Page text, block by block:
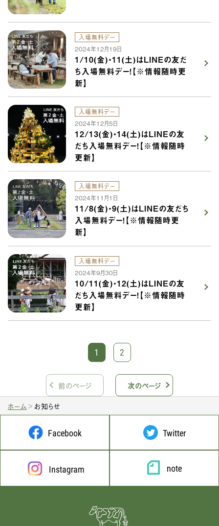
入場無料デー
2024年12月19日
1/10(金)・11(土)はLINEの友だ
ち入場無料デー！【※情報随時更
新】
入場無料デー
2024年12月5日
12/13(金)・14(土)はLINEの友
だち入場無料デー！【※情報随時
更新】
入場無料デー
2024年11月1日
11/8(金)・9(土)はLINEの友だち
入場無料デー！【※情報随時更
新】
入場無料デー
2024年9月30日
10/11(金)・12(土)はLINEの友
だち入場無料デー！【※情報随時
更新】
1 2
前のページ
次のページ
ホーム
お知らせ
Facebook Twitter
Instagram note